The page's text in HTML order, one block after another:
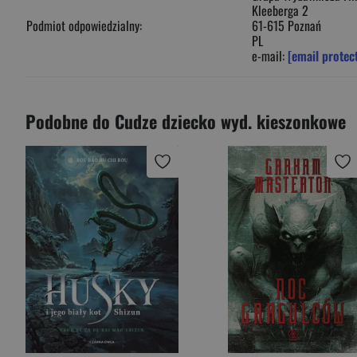
Podmiot odpowiedzialny:
Kleeberga 2
61-615 Poznań
PL
e-mail: [email
Podobne do Cudze dziecko wyd. kieszonkowe